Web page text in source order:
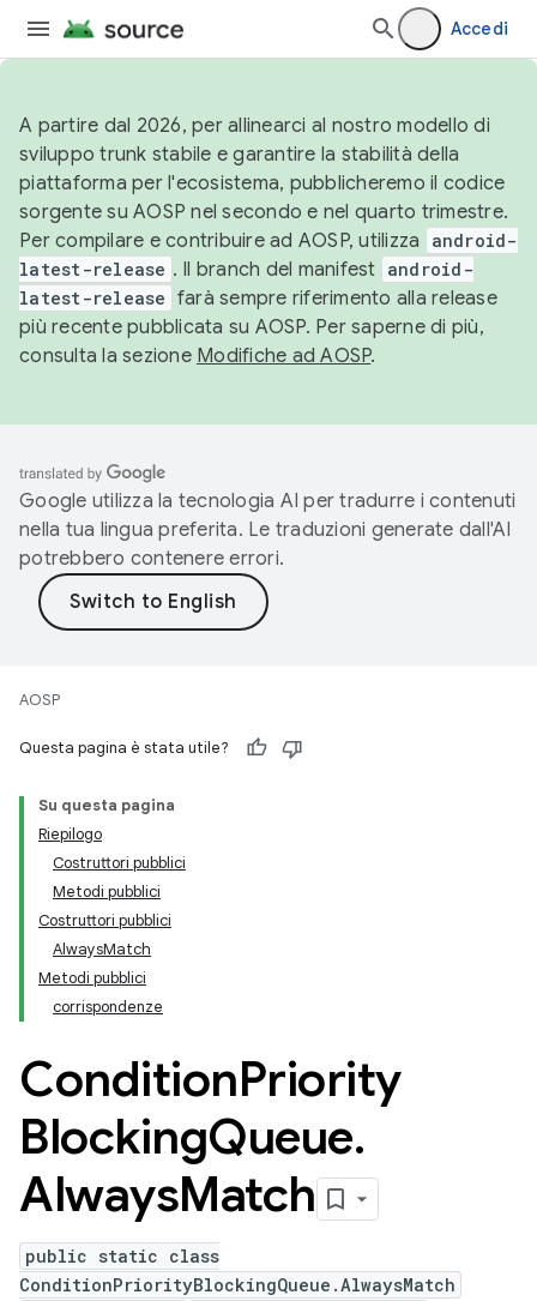
Accedi
A partire dal 2026, per allinearci al nostro modello di
sviluppo trunk stabile e garantire la stabilità della
piattaforma per l'ecosistema, pubblicheremo il codice
sorgente su AOSP nel secondo e nel quarto trimestre.
Per compilare e contribuire ad AOSP, utilizza
android-
latest-release . Il branch del manifest android-
latest-release farà sempre riferimento alla release
più recente pubblicata su AOSP. Per saperne di più,
consulta la sezione Modifiche ad AOSP.
Google utilizza la tecnologia AI per tradurre i contenuti
nella tua lingua preferita. Le traduzioni generate dall'AI
potrebbero contenere errori.
AOSP
Questa pagina è stata utile?
Su questa pagina
Riepilogo
Costruttori pubblici
Metodi pubblici
Costruttori pubblici
AlwaysMatch
Metodi pubblici
corrispondenze
ConditionPriority
BlockingQueue.
AlwaysMatch
public static class
ConditionPriorityBlockingQueue.AlwaysMatch